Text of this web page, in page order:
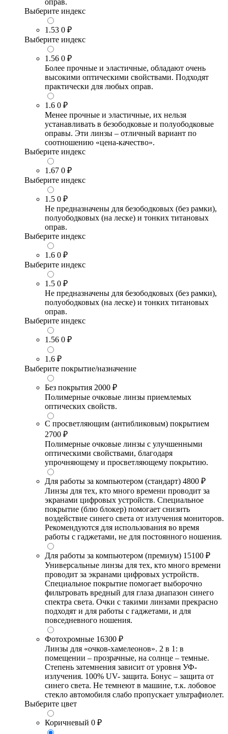
оправ.
Выберите индекс
1.53 0 ₽
Выберите индекс
1.56 0 ₽
Более прочные и эластичные, обладают очень
высокими оптическими свойствами. Подходят
практически для любых оправ.
1.6 0 ₽
Менее прочные и эластичные, их нельзя
устанавливать в безободковые и полуободковые
оправы. Эти линзы – отличный вариант по
соотношению «цена-качество».
Выберите индекс
1.67 0 ₽
Выберите индекс
1.5 0 ₽
Не предназначены для безободковых (без рамки),
полуободковых (на леске) и тонких титановых
оправ.
Выберите индекс
1.6 0 ₽
Выберите индекс
1.5 0 ₽
Не предназначены для безободковых (без рамки),
полуободковых (на леске) и тонких титановых
оправ.
Выберите индекс
1.56 0 ₽
1.6 ₽
Выберите покрытие/назначение
Без покрытия 2000 ₽
Полимерные очковые линзы приемлемых
оптических свойств.
С просветляющим (антибликовым) покрытием
2700 ₽
Полимерные очковые линзы с улучшенными
оптическими свойствами, благодаря
упрочняющему и просветляющему покрытию.
Для работы за компьютером (стандарт) 4800 ₽
Линзы для тех, кто много времени проводит за
экранами цифровых устройств. Специальное
покрытие (блю блокер) помогает снизить
воздействие синего света от излучения мониторов.
Рекомендуются для использования во время
работы с гаджетами, не для постоянного ношения.
Для работы за компьютером (премиум) 15100 ₽
Универсальные линзы для тех, кто много времени
проводит за экранами цифровых устройств.
Специальное покрытие помогает выборочно
фильтровать вредный для глаза диапазон синего
спектра света. Очки с такими линзами прекрасно
подходят и для работы с гаджетами, и для
повседневного ношения.
Фотохромные 16300 ₽
Линзы для «очков-хамелеонов». 2 в 1: в
помещении – прозрачные, на солнце – темные.
Степень затемнения зависит от уровня УФ-
излучения. 100% UV- защита. Бонус – защита от
синего света. Не темнеют в машине, т.к. лобовое
стекло автомобиля слабо пропускает ультрафиолет.
Выберите цвет
Коричневый 0 ₽